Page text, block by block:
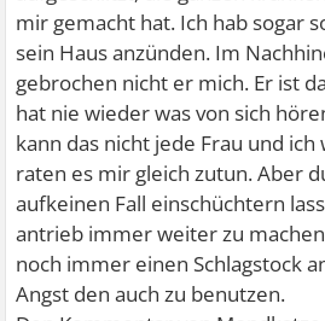
mir gemacht hat. Ich hab sogar
sein Haus anzünden. Im
gebrochen nicht er mich. Er ist
hat nie wieder was von sich
kann das nicht jede Frau und
raten es mir gleich zutun. Aber
aufkeinen Fall einschüchtern
antrieb immer weiter zu
noch immer einen Schlagstock
Angst den auch zu benutzen.